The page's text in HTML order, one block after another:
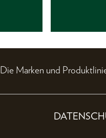
Die Marken und